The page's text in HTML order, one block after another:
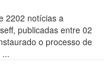
2202 notícias a
publicadas entre 02
o processo de